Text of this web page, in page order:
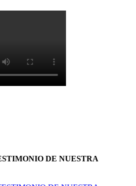
DE NUESTRA